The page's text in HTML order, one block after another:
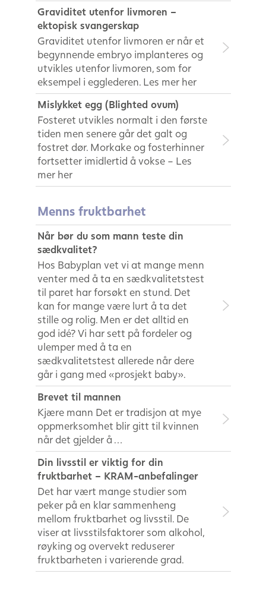
Graviditet utenfor livmoren –
ektopisk svangerskap
Graviditet utenfor livmoren er når et
begynnende embryo implanteres og
utvikles utenfor livmoren, som for
eksempel i egglederen. Les mer her
Mislykket egg (Blighted ovum)
Fosteret utvikles normalt i den første
tiden men senere går det galt og
fostret dør. Morkake og fosterhinner
fortsetter imidlertid å vokse – Les
mer her
Menns fruktbarhet
Når bør du som mann teste din
sædkvalitet?
Hos Babyplan vet vi at mange menn
venter med å ta en sædkvalitetstest
til paret har forsøkt en stund. Det
kan for mange være lurt å ta det
stille og rolig. Men er det alltid en
god idé? Vi har sett på fordeler og
ulemper med å ta en
sædkvalitetstest allerede når dere
går i gang med «prosjekt baby».
Brevet til mannen
Kjære mann Det er tradisjon at mye
oppmerksomhet blir gitt til kvinnen
når det gjelder å …
Din livsstil er viktig for din
fruktbarhet – KRAM-anbefalinger
Det har vært mange studier som
peker på en klar sammenheng
mellom fruktbarhet og livsstil. De
viser at livsstilsfaktorer som alkohol,
røyking og overvekt reduserer
fruktbarheten i varierende grad.